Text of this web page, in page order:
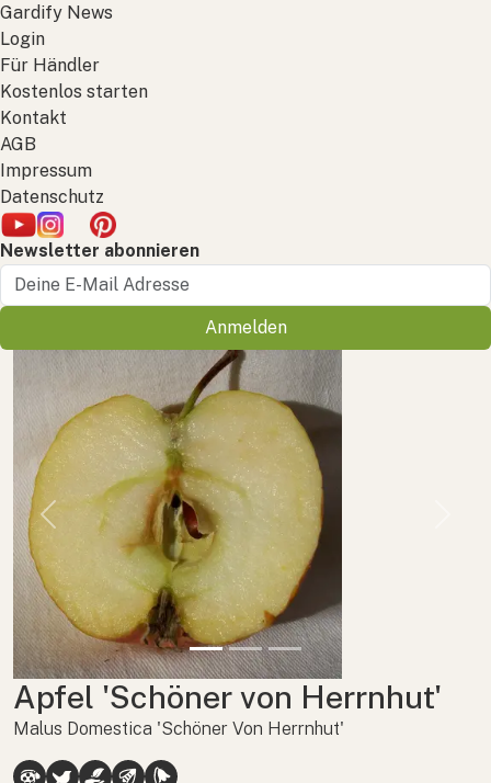
Gardify News
Login
Für Händler
Kostenlos starten
Kontakt
AGB
Impressum
Datenschutz
Newsletter abonnieren
Anmelden
Previous
Apfel 'Schöner von Herrnhut'
Malus Domestica 'Schöner Von Herrnhut'